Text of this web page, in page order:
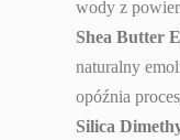
wody z
Shea Butter
naturalny
opóźnia
Silica